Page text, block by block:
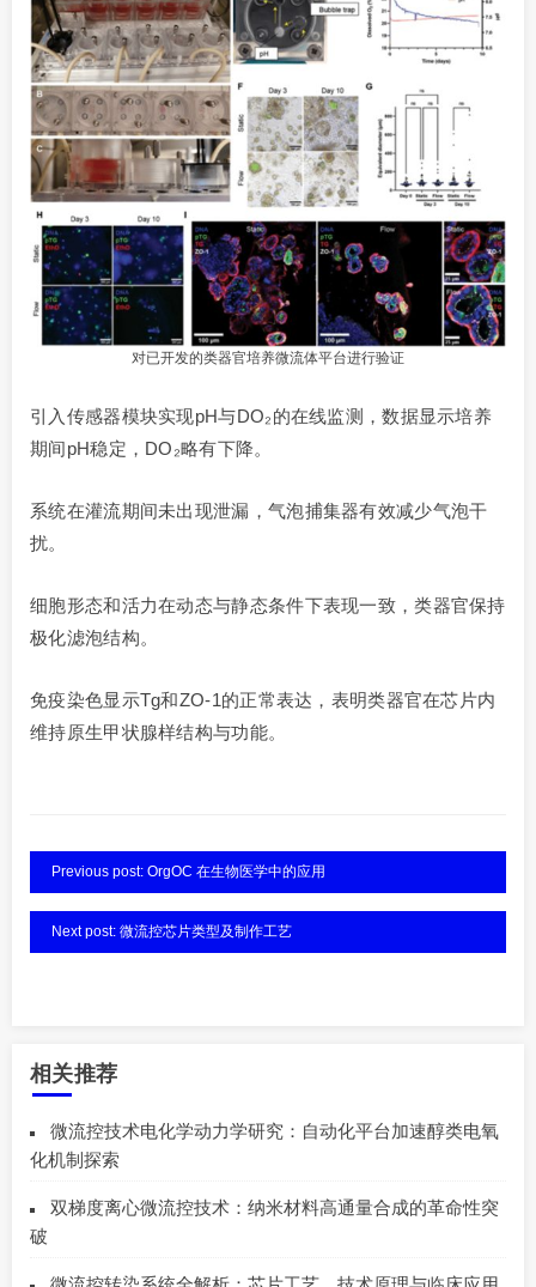
对已开发的类器官培养微流体平台进行验证
引入传感器模块实现pH与DO₂的在线监测，数据显示培养
期间pH稳定，DO₂略有下降。
系统在灌流期间未出现泄漏，气泡捕集器有效减少气泡干
扰。
细胞形态和活力在动态与静态条件下表现一致，类器官保持
极化滤泡结构。
免疫染色显示Tg和ZO-1的正常表达，表明类器官在芯片内
维持原生甲状腺样结构与功能。
Previous post: OrgOC 在生物医学中的应用
Next post: 微流控芯片类型及制作工艺
相关推荐
微流控技术电化学动力学研究：自动化平台加速醇类电氧
化机制探索
双梯度离心微流控技术：纳米材料高通量合成的革命性突
破